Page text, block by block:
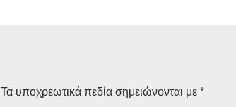
Τα υποχρεωτικά πεδία σημειώνονται με *